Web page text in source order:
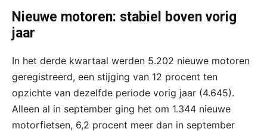
Nieuwe motoren: stabiel boven vorig
jaar
In het derde kwartaal werden 5.202 nieuwe motoren
geregistreerd, een stijging van 12 procent ten
opzichte van dezelfde periode vorig jaar (4.645).
Alleen al in september ging het om 1.344 nieuwe
motorfietsen, 6,2 procent meer dan in september